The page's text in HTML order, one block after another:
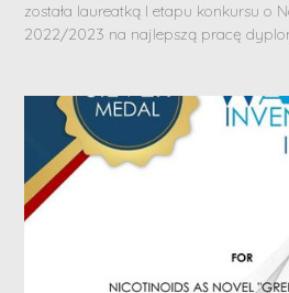
została laureatką I etapu konkursu o
2022/2023 na najlepszą pracę